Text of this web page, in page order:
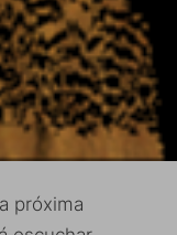
próxima